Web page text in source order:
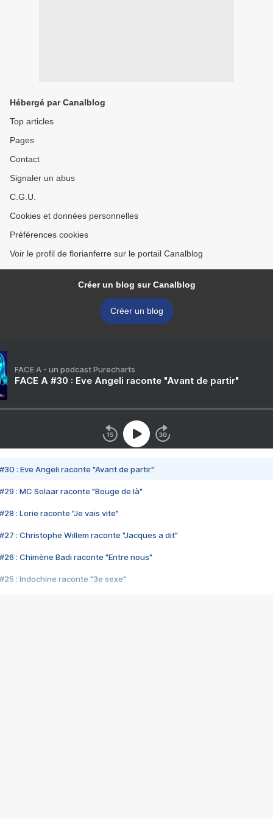
Hébergé par Canalblog
Top articles
Pages
Contact
Signaler un abus
C.G.U.
Cookies et données personnelles
Préférences cookies
Voir le profil de florianferre sur le portail Canalblog
Créer un blog sur Canalblog
Créer un blog
FACE A - un podcast Purecharts
FACE A #30 : Eve Angeli raconte "Avant de partir"
#30 : Eve Angeli raconte "Avant de partir"
#29 : MC Solaar raconte "Bouge de là"
#28 : Lorie raconte "Je vais vite"
#27 : Christophe Willem raconte "Jacques a dit"
#26 : Chimène Badi raconte "Entre nous"
#25 : Indochine raconte "3e sexe"